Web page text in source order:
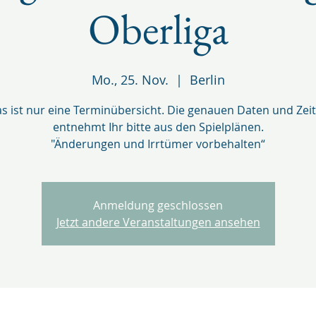
Oberliga
Mo., 25. Nov.
  |
Berlin
ist nur eine Terminübersicht. Die genauen Daten und
entnehmt Ihr bitte aus den Spielplänen.
"Änderungen und Irrtümer vorbehalten“
Anmeldung geschlossen
Jetzt andere Veranstaltungen ansehen